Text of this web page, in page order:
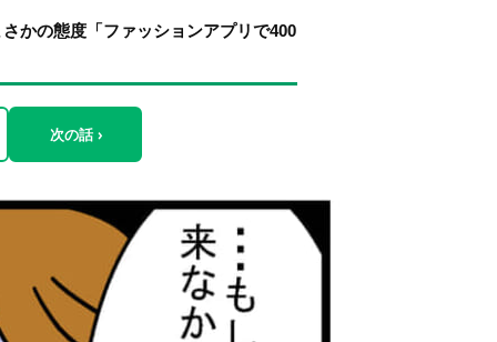
かの態度「ファッションアプリで400
次の話 ›